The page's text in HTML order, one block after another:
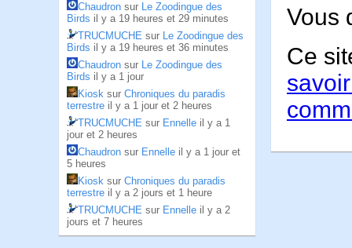
Chaudron sur Le Zoodingue des
Birds il y a 19 heures et 29 minutes
TRUCMUCHE sur Le Zoodingue des
Birds il y a 19 heures et 36 minutes
Chaudron sur Le Zoodingue des
Birds il y a 1 jour
Kiosk sur Chroniques du paradis
terrestre il y a 1 jour et 2 heures
TRUCMUCHE sur Ennelle il y a 1
jour et 2 heures
Chaudron sur Ennelle il y a 1 jour et
5 heures
Kiosk sur Chroniques du paradis
terrestre il y a 2 jours et 1 heure
TRUCMUCHE sur Ennelle il y a 2
jours et 7 heures
Vous
Ce